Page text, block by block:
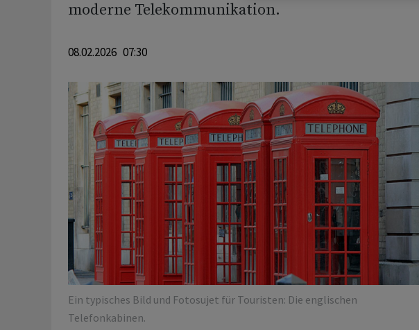
moderne Telekommunikation.
08.02.2026 07:30
Ein typisches Bild und Fotosujet für Touristen: Die englischen
Telefonkabinen.